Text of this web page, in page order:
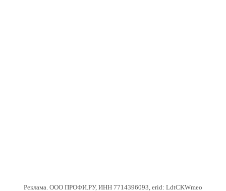
Реклама. ООО ПРОФИ.РУ, ИНН 7714396093, erid: LdtCKWmeo